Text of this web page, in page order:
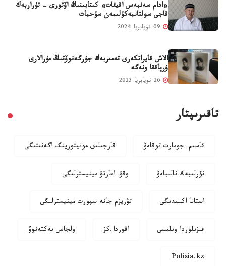
«ادام سەنبەس اقيقات» كىتابىنىڭ اۆتورى - تۇراربەك
قاجى سولتانبەكۇلىمەن سۇحبات
الاش قايراتكەرى تەمىربەك جۇرگەنوۆتىڭ مۇرالارى
ۇرپاققا ونەگە
تاقىرىپتار
قاسىم-جومارت توقاەۆ قارجىلىق مونيتورينگ اگەنتتىگى
نۇرلىبەك نالىباەۆ وقۋ-اعارتۋ مينيسترلىگى
استانا اكىمدىگى تۋريزم جانە سپورت مينيسترلىگى
قىزىلوردا وبلىسى اقوردا.كز ولجاس بەكتەنوۆ
Polisia.kz